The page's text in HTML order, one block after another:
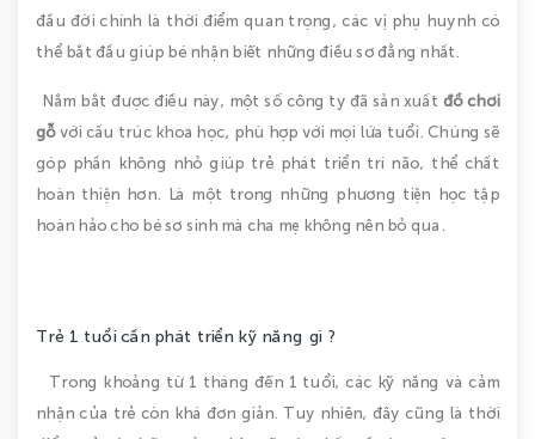
đầu đời chính là thời điểm quan trọng, các vị phụ huynh có
thể bắt đầu giúp bé nhận biết những điều sơ đẳng nhất.
Nắm bắt được điều này, một số công ty đã sản xuất đồ chơi
gỗvới cấu trúc khoa học, phù hợp với mọi lứa tuổi. Chúng sẽ
góp phần không nhỏ giúp trẻ phát triển trí não, thể chất
hoàn thiện hơn. Là một trong những phương tiện học tập
hoàn hảo cho bé sơ sinh mà cha mẹ không nên bỏ qua.
Trẻ 1 tuổi cần phát triển kỹ năng gì ?
Trong khoảng từ 1 tháng đến 1 tuổi, các kỹ năng và cảm
nhận của trẻ còn khá đơn giản. Tuy nhiên, đây cũng là thời